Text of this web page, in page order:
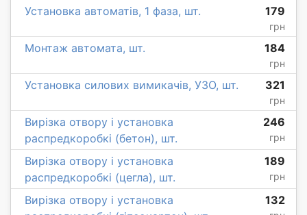
Установка автоматів, 1 фаза, шт. 179
грн
Монтаж автомата, шт. 184
грн
Установка силових вимикачів, УЗО, шт. 321
грн
Вирізка отвору і установка
распредкоробкі (бетон), шт.
246
грн
Вирізка отвору і установка
распредкоробкі (цегла), шт.
189
грн
Вирізка отвору і установка
132